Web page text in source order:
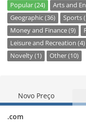
Popular (24) Arts and
Geographic (36)
Sports
Money and Finance (9)
Leisure and Recreation (4)
Novelty (1)
Other (10)
Novo Preço
.com